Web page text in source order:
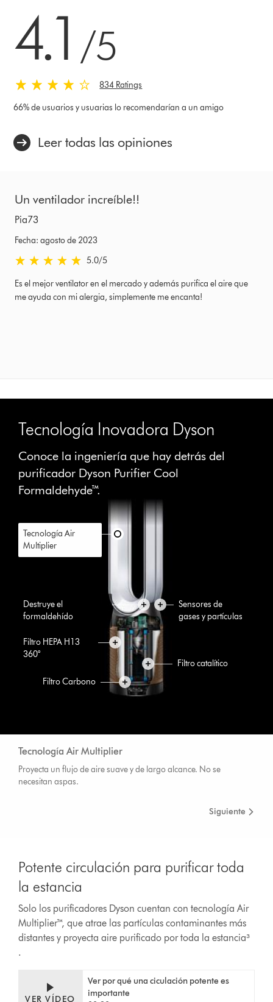
4.1 /5
834 Ratings
66% de usuarios y usuarias lo recomendarían a un amigo
Leer todas las opiniones
Un ventilador increíble!!
Pia73
Fecha: agosto de 2023
5.0 estrellas de 5 de Fecha: agosto de 2023 Ratings
5.0/5
Es el mejor ventilator en el mercado y además purifica el aire que
me ayuda con mi alergia, simplemente me encanta!
Tecnología Inovadora Dyson
Conoce la ingeniería que hay detrás del
purificador Dyson Purifier Cool
Formaldehyde™.
Tecnología Air Multiplier
Proyecta un flujo de aire suave y de largo alcance. No se
necesitan aspas.
Siguiente
Tecnología Air
Multiplier
Destruye el
formaldehído
Sensores de
gases y partículas
Filtro HEPA H13
360°
Filtro catalítico
Filtro Carbono
Potente circulación para purificar toda
la estancia
Solo los purificadores Dyson cuentan con tecnología Air
Multiplier™, que atrae las partículas contaminantes más
distantes y proyecta aire purificado por toda la estancia³
.
VER VÍDEO
Ver por qué una ciculación potente es
importante